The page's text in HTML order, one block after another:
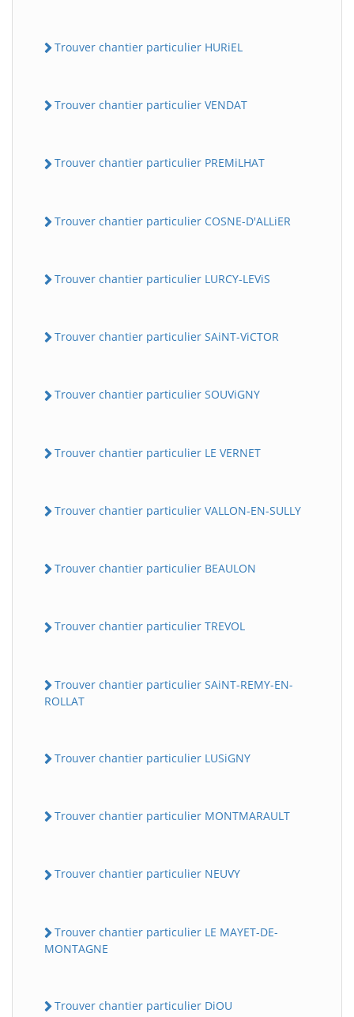
Trouver chantier particulier HURiEL
Trouver chantier particulier VENDAT
Trouver chantier particulier PREMiLHAT
Trouver chantier particulier COSNE-D'ALLiER
Trouver chantier particulier LURCY-LEViS
Trouver chantier particulier SAiNT-ViCTOR
Trouver chantier particulier SOUViGNY
Trouver chantier particulier LE VERNET
Trouver chantier particulier VALLON-EN-SULLY
Trouver chantier particulier BEAULON
Trouver chantier particulier TREVOL
Trouver chantier particulier SAiNT-REMY-EN-
ROLLAT
Trouver chantier particulier LUSiGNY
Trouver chantier particulier MONTMARAULT
Trouver chantier particulier NEUVY
Trouver chantier particulier LE MAYET-DE-
MONTAGNE
Trouver chantier particulier DiOU